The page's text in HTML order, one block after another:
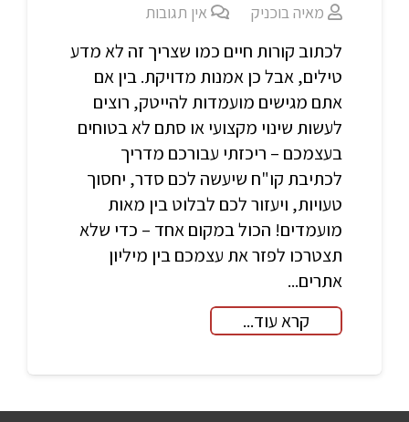
מאיה בוכניק אין תגובות
לכתוב קורות חיים כמו שצריך זה לא מדע
טילים, אבל כן אמנות מדויקת. בין אם
אתם מגישים מועמדות להייטק, רוצים
לעשות שינוי מקצועי או סתם לא בטוחים
בעצמכם – ריכזתי עבורכם מדריך
לכתיבת קו"ח שיעשה לכם סדר, יחסוך
טעויות, ויעזור לכם לבלוט בין מאות
מועמדים! הכול במקום אחד – כדי שלא
תצטרכו לפזר את עצמכם בין מיליון
אתרים...
קרא עוד...